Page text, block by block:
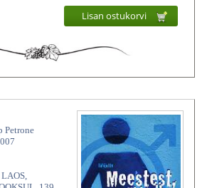
Lisan ostukorvi
Petrone